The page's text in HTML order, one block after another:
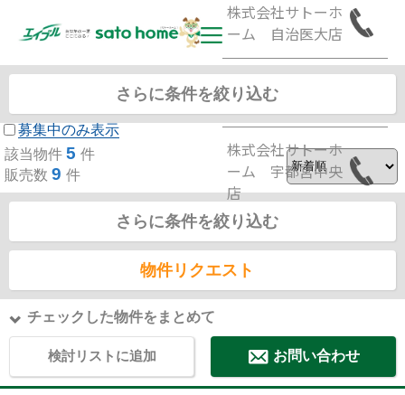
株式会社サトーホ
ーム 自治医大店
株式会社サトーホ
ーム 宇都宮東店
株式会社サトーホ
ーム 宇都宮中央
店
セブンイレブン 小山神鳥谷1丁目店の周辺物件一
募集中のみ表示
該当物件 5 件
販売数 9 件
さらに条件を絞り込む
物件リクエスト
チェックした物件をまとめて
検討リストに追加 お問い合わせ
さらに条件を絞り込む